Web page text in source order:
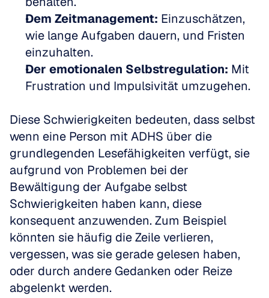
Dem Zeitmanagement: Einzuschätzen,
wie lange Aufgaben dauern, und Fristen
einzuhalten.
Der emotionalen Selbstregulation: Mit
Frustration und Impulsivität umzugehen.
Diese Schwierigkeiten bedeuten, dass selbst
wenn eine Person mit ADHS über die
grundlegenden Lesefähigkeiten verfügt, sie
aufgrund von Problemen bei der
Bewältigung der Aufgabe selbst
Schwierigkeiten haben kann, diese
konsequent anzuwenden. Zum Beispiel
könnten sie häufig die Zeile verlieren,
vergessen, was sie gerade gelesen haben,
oder durch andere Gedanken oder Reize
abgelenkt werden.